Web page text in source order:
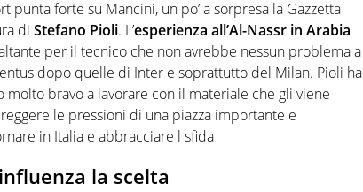
punta forte su Mancini, un po’ a sorpresa la Gazzetta
di Stefano Pioli. L’esperienza all’Al-Nassr in Arabia
per il tecnico che non avrebbe nessun problema a
dopo quelle di Inter e soprattutto del Milan. Pioli ha
bravo a lavorare con il materiale che gli viene
le pressioni di una piazza importante e
in Italia e abbracciare l sfida
la scelta